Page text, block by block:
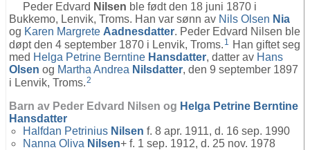
Peder Edvard Nilsen ble født den 18 juni 1870 i
Bukkemo, Lenvik, Troms. Han var sønn av Nils Olsen Nia
og Karen Margrete Aadnesdatter. Peder Edvard Nilsen ble
døpt den 4 september 1870 i Lenvik, Troms. 1 Han giftet seg
med Helga Petrine Berntine Hansdatter, datter av Hans
Olsen og Martha Andrea Nilsdatter, den 9 september 1897
i Lenvik, Troms.2
Barn av Peder Edvard Nilsen og Helga Petrine Berntine
Hansdatter
Halfdan Petrinius Nilsen f. 8 apr. 1911, d. 16 sep. 1990
Nanna Oliva Nilsen+ f. 1 sep. 1912, d. 25 nov. 1978